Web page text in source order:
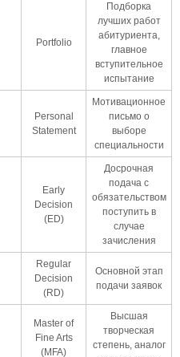
Portfolio
Подборка
лучших работ
абитуриента,
главное
вступительное
испытание
Personal
Statement
Мотивационное
письмо о
выборе
специальности
Early
Decision
(ED)
Досрочная
подача с
обязательством
поступить в
случае
зачисления
Regular
Decision
(RD)
Основной этап
подачи заявок
Master of
Fine Arts
(MFA)
Высшая
творческая
степень, аналог